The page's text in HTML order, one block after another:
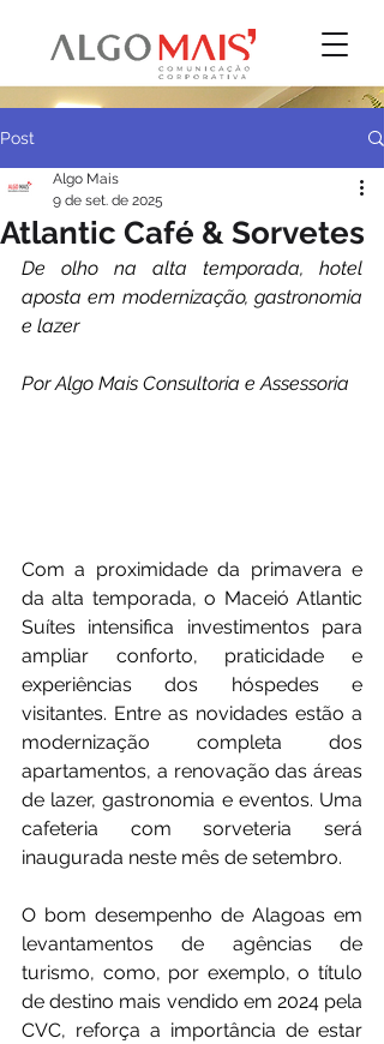
Post
Atlantic Café & Sorvetes
Algo Mais
9 de set. de 2025
De olho na alta temporada, hotel
aposta em modernização, gastronomia
e lazer
Por Algo Mais Consultoria e Assessoria
Com a proximidade da primavera e
da alta temporada, o Maceió Atlantic
Suítes intensifica investimentos para
ampliar conforto, praticidade e
experiências dos hóspedes e
visitantes. Entre as novidades estão a
modernização completa dos
apartamentos, a renovação das áreas
de lazer, gastronomia e eventos. Uma
cafeteria com sorveteria será
inaugurada neste mês de setembro.
O bom desempenho de Alagoas em
levantamentos de agências de
turismo, como, por exemplo, o título
de destino mais vendido em 2024 pela
CVC, reforça a importância de estar